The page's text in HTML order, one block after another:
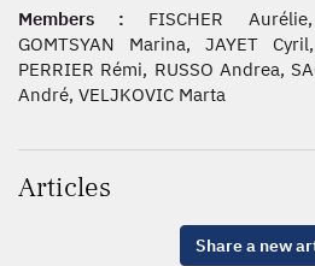
Members : FISCHER
GOMTSYAN Marina, JAYET
PERRIER Rémi, RUSSO Andrea,
André, VELJKOVIC Marta
Articles
Share a new